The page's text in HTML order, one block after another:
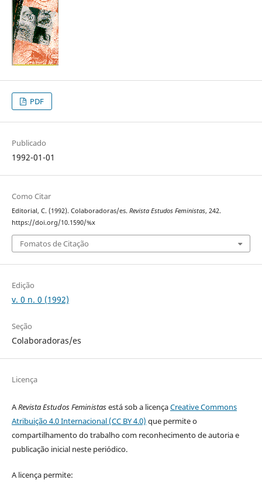
PDF
Publicado
1992-01-01
Como Citar
Editorial, C. (1992). Colaboradoras/es. Revista Estudos Feministas, 242.
https://doi.org/10.1590/%x
Fomatos de Citação
Edição
v. 0 n. 0 (1992)
Seção
Colaboradoras/es
Licença
ARevista Estudos Feministasestá sob a licençaCreative Commons
Atribuição 4.0 Internacional (CC BY 4.0) que permite o
compartilhamento do trabalho com reconhecimento de autoria e
publicação inicial neste periódico.
A licença permite: